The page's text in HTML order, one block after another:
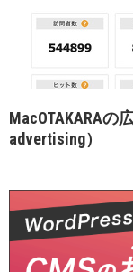
MacOTAKARAの
advertising）